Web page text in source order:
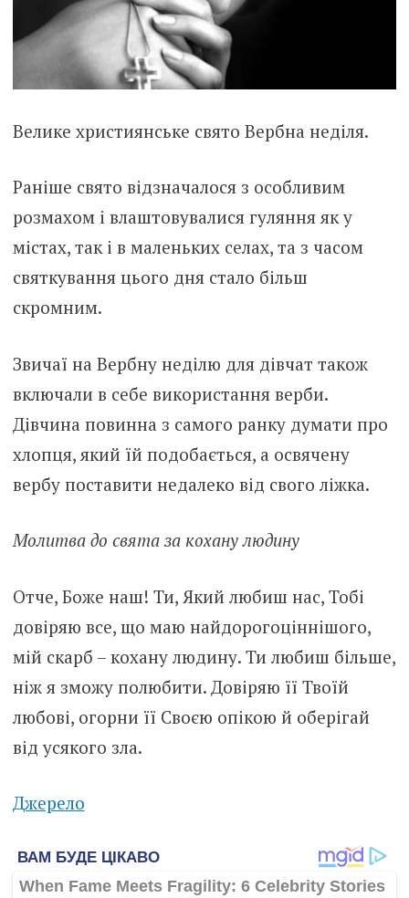
Велике християнське свято Вербна неділя.
Раніше свято відзначалося з особливим
розмахом і влаштовувалися гуляння як у
містах, так і в маленьких селах, та з часом
святкування цього дня стало більш
скромним.
Звичаї на Вербну неділю для дівчат також
включали в себе використання верби.
Дівчина повинна з самого ранку думати про
хлопця, який їй подобається, а освячену
вербу поставити недалеко від свого ліжка.
Молитва до свята за кохану людину
Отче, Боже наш! Ти, Який любиш нас, Тобі
довіряю все, що маю найдорогоціннішого,
мій скарб – кохану людину. Ти любиш більше,
ніж я зможу полюбити. Довіряю її Твоїй
любові, огорни її Своєю опікою й оберігай
від усякого зла.
Джерело